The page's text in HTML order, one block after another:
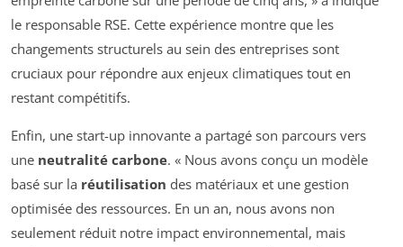
le responsable RSE. Cette expérience montre que les
changements structurels au sein des entreprises sont
cruciaux pour répondre aux enjeux climatiques tout en
restant compétitifs.
Enfin, une start-up innovante a partagé son parcours vers
une neutralité carbone. « Nous avons conçu un modèle
basé sur la réutilisation des matériaux et une gestion
optimisée des ressources. En un an, nous avons non
seulement réduit notre impact environnemental, mais